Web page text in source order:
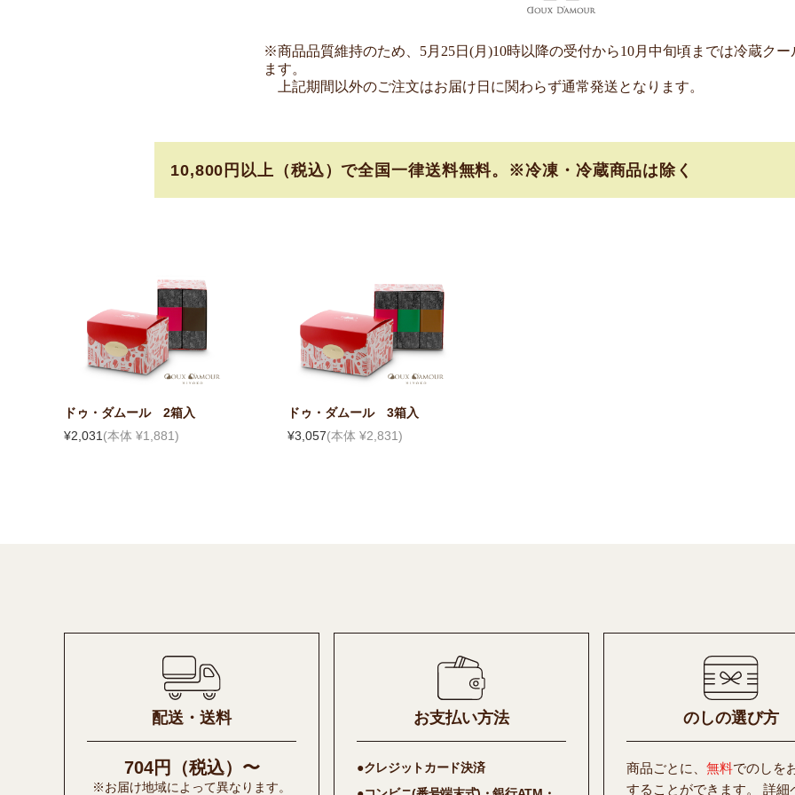
※商品品質維持のため、5月25日(月)10時以降の受付から10月中旬頃までは冷蔵クー
ます。
上記期間以外のご注文はお届け日に関わらず通常発送となります。
10,800円以上（税込）で全国一律送料無料。※冷凍・冷蔵商品は除く
ドゥ・ダムール 2箱入
¥2,031 (本体 ¥1,881)
ドゥ・ダムール 3箱入
¥3,057(本体 ¥2,831)
配送・送料
704円（税込）〜
※お届け地域によって異なります。
お支払い方法
●クレジットカード決済
のしの選び方
商品ごとに、 無料でのしを
することができます。 詳細